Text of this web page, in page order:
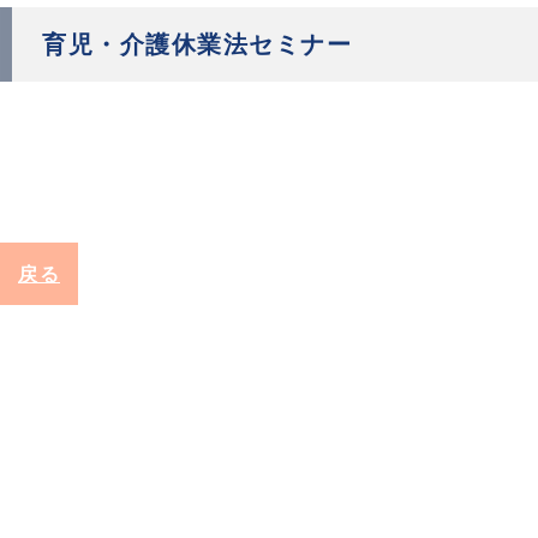
育児・介護休業法セミナー
戻る